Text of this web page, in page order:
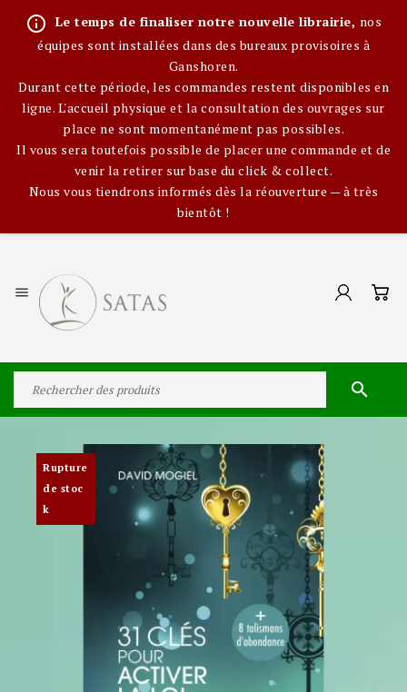
info_outline Le temps de finaliser notre nouvelle librairie, nos
équipes sont installées dans des bureaux provisoires à
Ganshoren.
Durant cette période, les commandes restent disponibles en
ligne. L'accueil physique et la consultation des ouvrages sur
place ne sont momentanément pas possibles.
Il vous sera toutefois possible de placer une commande et de
venir la retirer sur base du click & collect.
Nous vous tiendrons informés dès la réouverture — à très
bientôt !


Rupture
de stoc
k